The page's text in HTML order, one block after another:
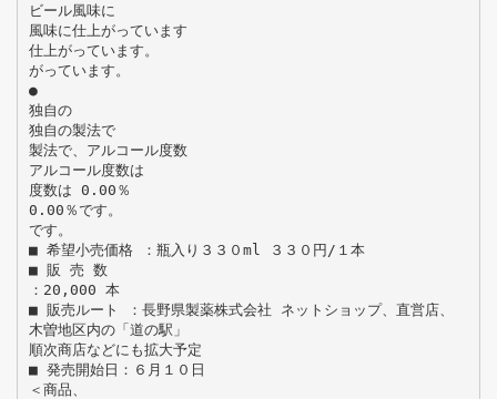
ビール風味に
風味に仕上がっています
仕上がっています。
がっています。
●
独自の
独自の製法で
製法で、アルコール度数
アルコール度数は
度数は 0.00％
0.00％です。
です。
■ 希望小売価格 ：瓶入り３３０ml ３３０円/１本
■ 販 売 数
：20,000 本
■ 販売ルート ：長野県製薬株式会社 ネットショップ、直営店、
木曽地区内の「道の駅」
順次商店などにも拡大予定
■ 発売開始日：６月１０日
＜商品、